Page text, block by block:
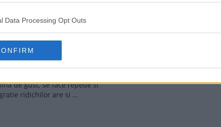
Data Processing Opt Outs
de cartofi cu
si dressing de
mustar
de gust, se face repede si
gratie ridichilor are si …
Salata de cartofi
avem in meniu o salata